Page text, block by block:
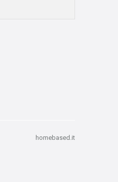
homebased.it